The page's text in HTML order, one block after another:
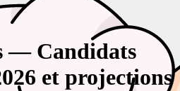
— Candidats
et projections